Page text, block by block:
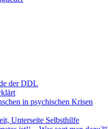
der DDL
in psychischen Krisen
Unterseite Selbsthilfe